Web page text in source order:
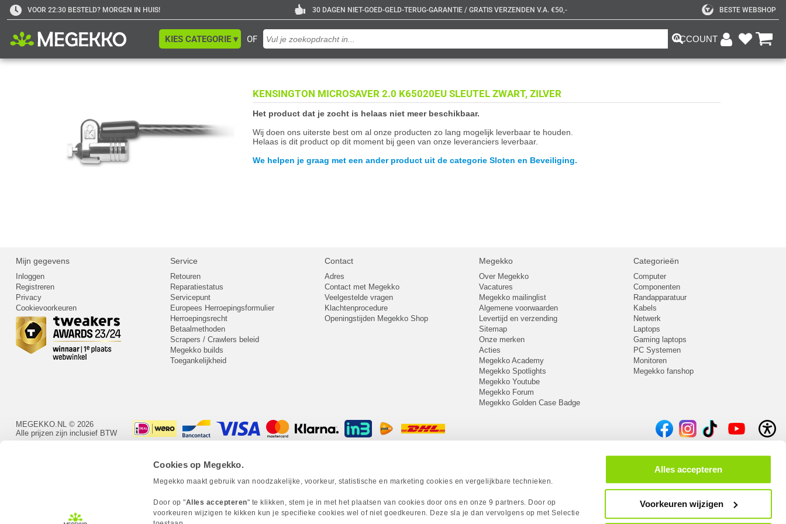
Cookies op Megekko.
Megekko maakt gebruik van noodzakelijke, voorkeur, statistische en marketing cookies en vergelijkbare technieken.
Door op "Alles accepteren" te klikken, stem je in met het plaatsen van cookies door ons en onze 9 partners. Door op
voorkeuren wijzigen te kikken kun je specifieke cookies wel of niet goedkeuren. Deze sla je dan vervolgens op met Selectie
Alles accepteren
Voorkeuren wijzigen
VOOR 22:30 BESTELD? MORGEN IN HUIS! 30 DAGEN NIET-GOED-GELD-TERUG-GARANTIE / GRATIS VERZENDEN V.A. €50,- BESTE WEBSHOP
OF
KIES CATEGORIE ▾ ACCOUNT
KENSINGTON MICROSAVER 2.0 K65020EU SLEUTEL ZWART, ZILVER
Het product dat je zocht is helaas niet meer beschikbaar.
Wij doen ons uiterste best om al onze producten zo lang mogelijk leverbaar te houden.
Helaas is dit product op dit moment bij geen van onze leveranciers leverbaar.
We helpen je graag met een ander product uit de categorie Sloten en Beveiliging.
Mijn gegevens
Inloggen
Registreren
Privacy
Cookievoorkeuren
Service
Retouren
Reparatiestatus
Servicepunt
Europees Herroepingsformulier
Herroepingsrecht
Betaalmethoden
Scrapers / Crawlers beleid
Megekko builds
Toegankelijkheid
Contact
Adres
Contact met Megekko
Veelgestelde vragen
Klachtenprocedure
Openingstijden Megekko Shop
Megekko
Over Megekko
Vacatures
Megekko mailinglist
Algemene voorwaarden
Levertijd en verzending
Sitemap
Onze merken
Acties
Megekko Academy
Megekko Spotlights
Megekko Youtube
Megekko Forum
Megekko Golden Case Badge
Categorieën
Computer
Componenten
Randapparatuur
Kabels
Netwerk
Laptops
Gaming laptops
PC Systemen
Monitoren
Megekko fanshop
MEGEKKO.NL © 2026
Alle prijzen zijn inclusief BTW